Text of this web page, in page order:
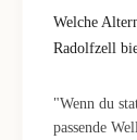
Welche
Radolfzell
"Wenn du
passende